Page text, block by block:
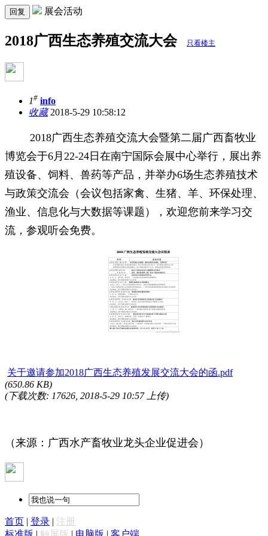
回复 展会活动
2018广西生态养殖交流大会 只看楼主
1# info
收藏2018-5-29 10:58:12
2018广西生态养殖交流大会暨第二届广西畜牧业
博览会于6月22-24日在南宁国际会展中心举行，展出养
殖设备、饲料、兽药等产品，并举办6场生态养殖技术
与政策交流会（会议包括家禽、生猪、羊、环保处理、
渔业、信息化与大数据等课题），欢迎您前来学习交
流，参观听会免费。
关于邀请参加2018广西生态养殖发展交流大会的函.pdf
(650.86 KB)
(下载次数: 17626, 2018-5-29 10:57 上传)
（来源：广西水产畜牧业龙头企业促进会）
首页 | 登录 | 注册